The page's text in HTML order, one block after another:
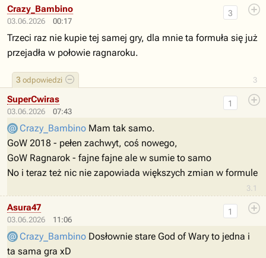
03.06.2026 00:17
3
3
3 odpowiedzi
Crazy_Bambino
Trzeci raz nie kupie tej samej gry, dla mnie ta formuła się już
przejadła w połowie ragnaroku.
03.06.2026 07:43
3.1
1
SuperCwiras
Crazy_Bambino Mam tak samo.
GoW 2018 - pełen zachwyt, coś nowego,
GoW Ragnarok - fajne fajne ale w sumie to samo
No i teraz też nic nie zapowiada większych zmian w formule
03.06.2026 11:06
1
Asura47
Crazy_Bambino Dosłownie stare God of Wary to jedna i
ta sama gra xD